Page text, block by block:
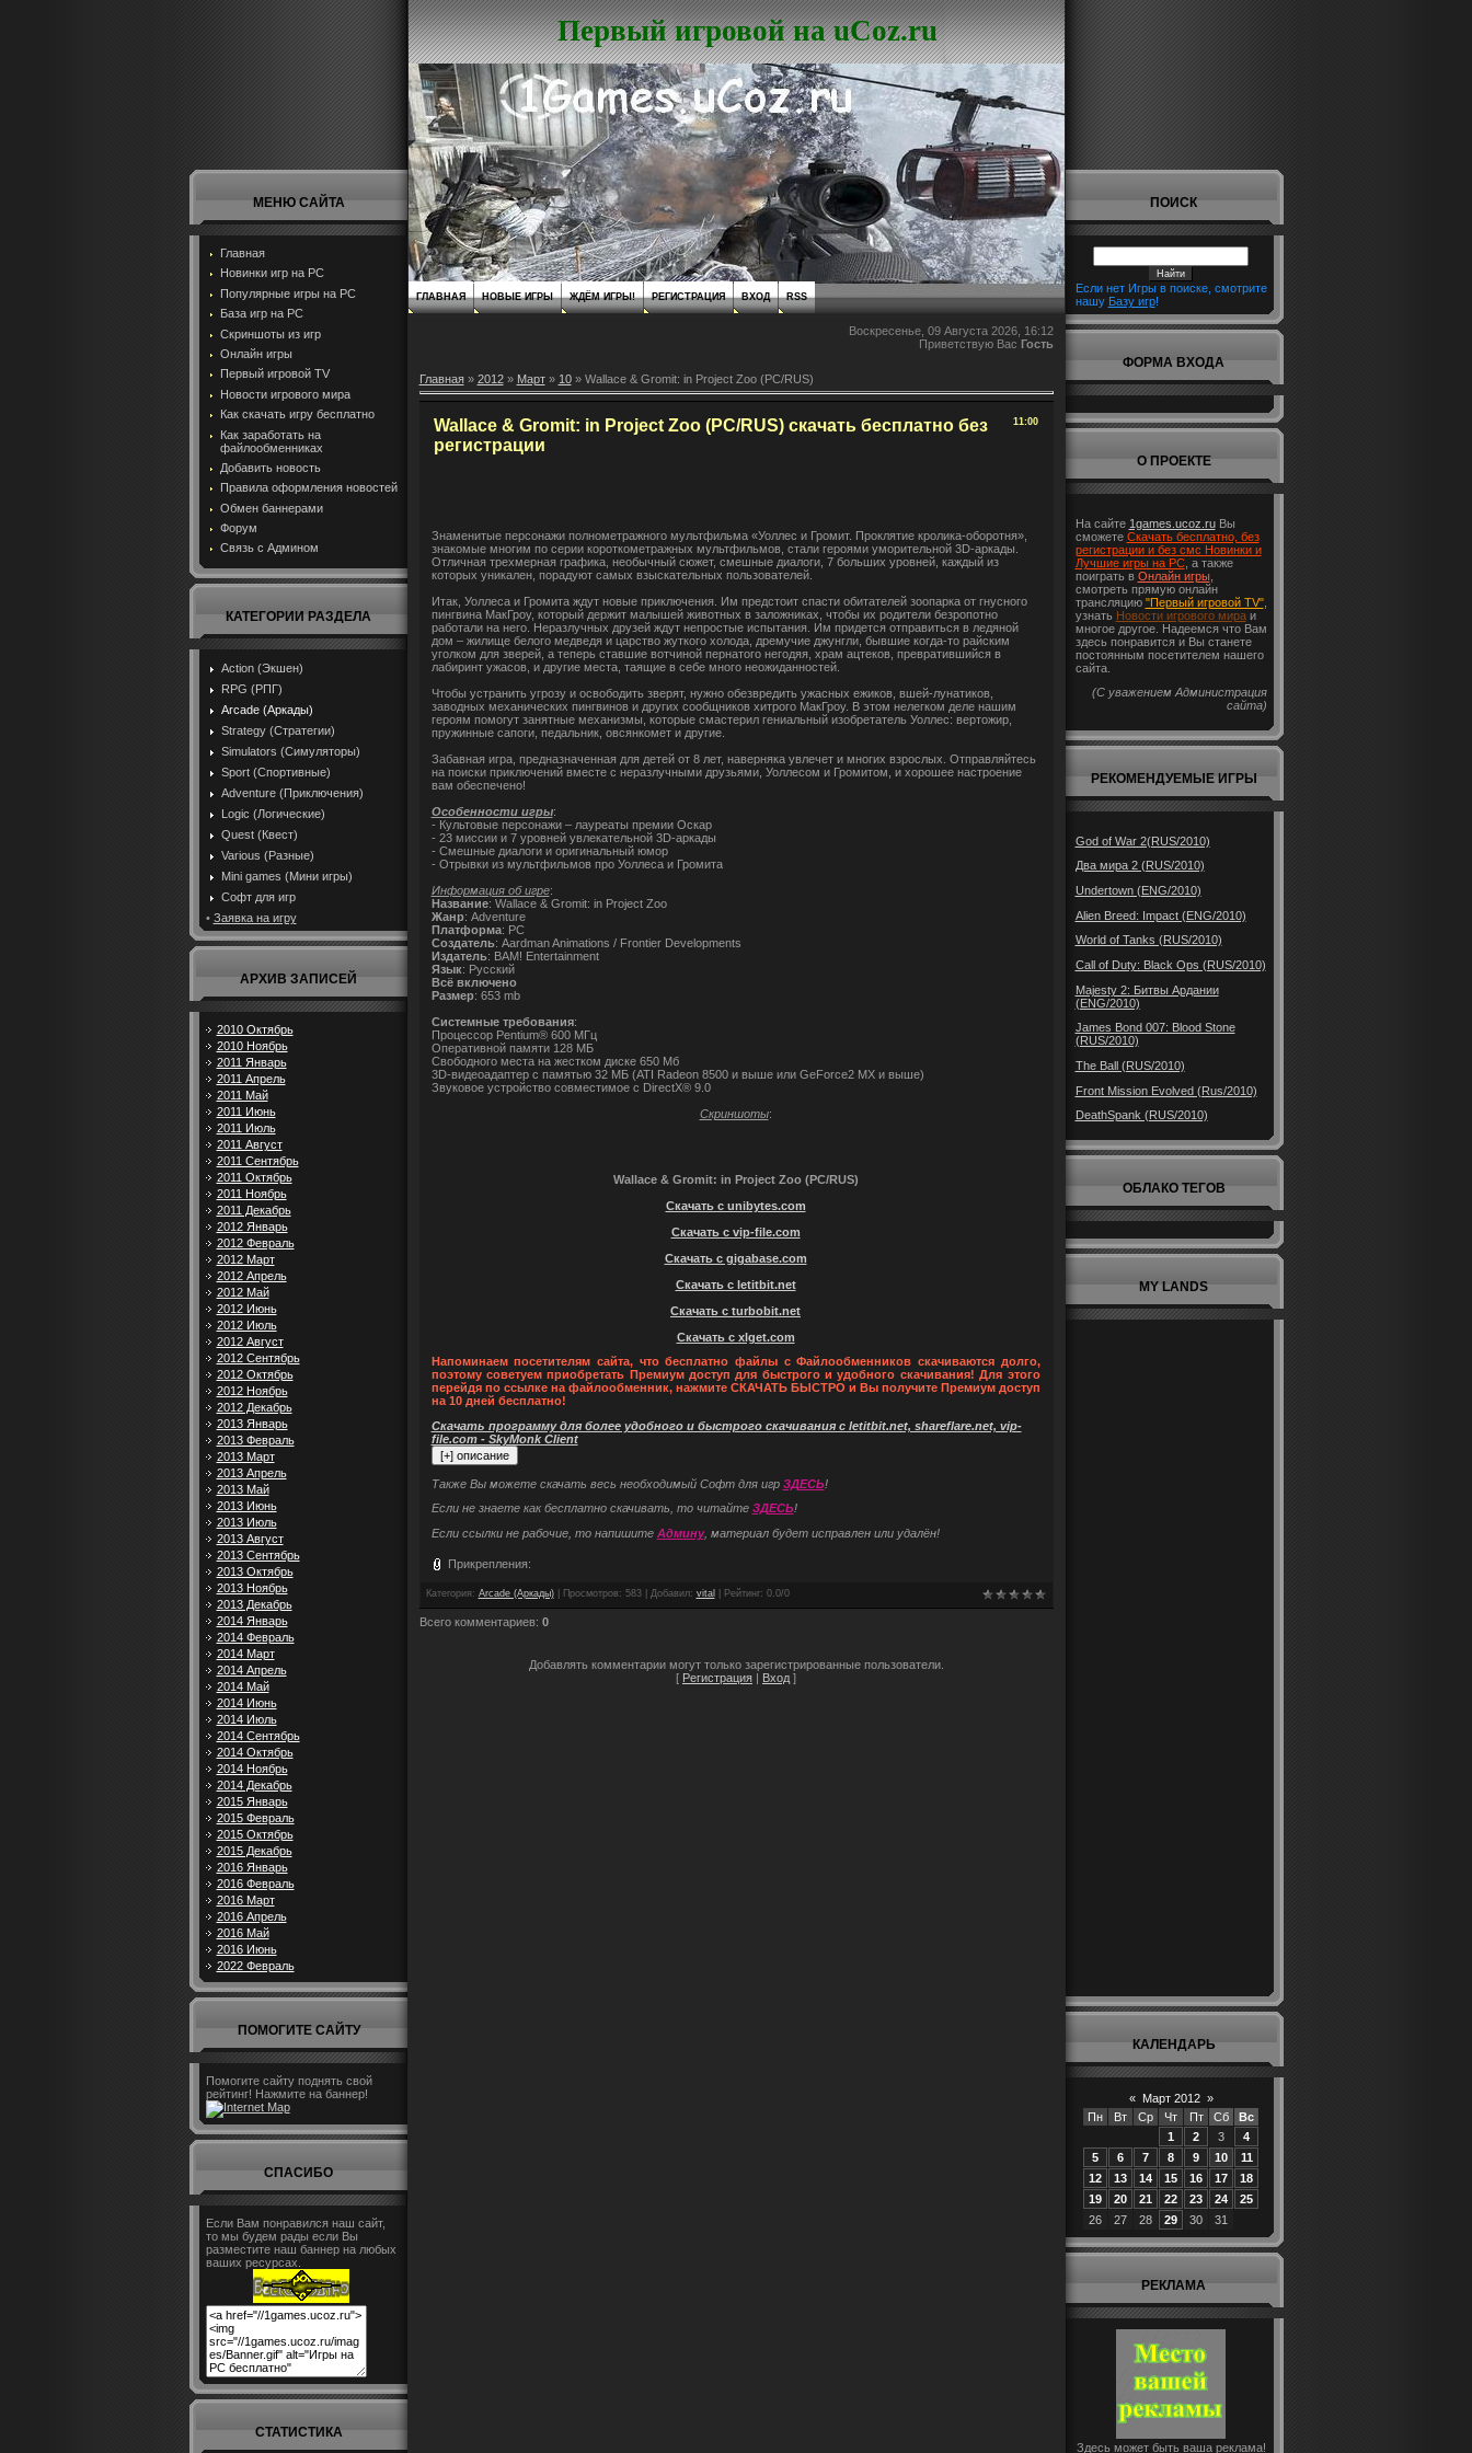
МЕНЮ САЙТА
Главная
Новинки игр на PC
Популярные игры на PC
База игр на РС
Скриншоты из игр
Онлайн игры
Первый игровой TV
Новости игрового мира
Как скачать игру бесплатно
Как заработать на
файлообменниках
Добавить новость
Правила оформления новостей
Обмен баннерами
Форум
Связь с Админом
КАТЕГОРИИ РАЗДЕЛА
Action (Экшен)
RPG (РПГ)
Arcade (Аркады)
Strategy (Стратегии)
Simulators (Симуляторы)
Sport (Спортивные)
Adventure (Приключения)
Logic (Логические)
Quest (Квест)
Various (Разные)
Mini games (Мини игры)
Софт для игр
• Заявка на игру
АРХИВ ЗАПИСЕЙ
2010 Октябрь
2010 Ноябрь
2011 Январь
2011 Апрель
2011 Май
2011 Июнь
2011 Июль
2011 Август
2011 Сентябрь
2011 Октябрь
2011 Ноябрь
2011 Декабрь
2012 Январь
2012 Февраль
2012 Март
2012 Апрель
2012 Май
2012 Июнь
2012 Июль
2012 Август
2012 Сентябрь
2012 Октябрь
2012 Ноябрь
2012 Декабрь
2013 Январь
2013 Февраль
2013 Март
2013 Апрель
2013 Май
2013 Июнь
2013 Июль
2013 Август
2013 Сентябрь
2013 Октябрь
2013 Ноябрь
2013 Декабрь
2014 Январь
2014 Февраль
2014 Март
2014 Апрель
2014 Май
2014 Июнь
2014 Июль
2014 Сентябрь
2014 Октябрь
2014 Ноябрь
2014 Декабрь
2015 Январь
2015 Февраль
2015 Октябрь
2015 Декабрь
2016 Январь
2016 Февраль
2016 Март
2016 Апрель
2016 Май
2016 Июнь
2022 Февраль
ПОМОГИТЕ САЙТУ
Помогите сайту поднять свой
рейтинг! Нажмите на баннер!
СПАСИБО
Если Вам понравился наш сайт,
то мы будем рады если Вы
разместите наш баннер на любых
ваших ресурсах.
СТАТИСТИКА
Первый игровой на uCoz.ru
ГЛАВНАЯ НОВЫЕ ИГРЫ ЖДЁМ ИГРЫ! РЕГИСТРАЦИЯ ВХОД RSS
Воскресенье, 09 Августа 2026, 16:12
Приветствую Вас Гость
Главная» 2012 » Март » 10» Wallace & Gromit: in Project Zoo (PC/RUS)
11:00
Wallace & Gromit: in Project Zoo (PC/RUS) скачать бесплатно без
регистрации
Знаменитые персонажи полнометражного мультфильма «Уоллес и Громит. Проклятие кролика-оборотня»,
знакомые многим по серии короткометражных мультфильмов, стали героями уморительной 3D-аркады.
Отличная трехмерная графика, необычный сюжет, смешные диалоги, 7 больших уровней, каждый из
которых уникален, порадуют самых взыскательных пользователей.
Итак, Уоллеса и Громита ждут новые приключения. Им предстоит спасти обитателей зоопарка от гнусного
пингвина МакГроу, который держит малышей животных в заложниках, чтобы их родители безропотно
работали на него. Неразлучных друзей ждут непростые испытания. Им придется отправиться в ледяной
дом – жилище белого медведя и царство жуткого холода, дремучие джунгли, бывшие когда-то райским
уголком для зверей, а теперь ставшие вотчиной пернатого негодяя, храм ацтеков, превратившийся в
лабиринт ужасов, и другие места, таящие в себе много неожиданностей.
Чтобы устранить угрозу и освободить зверят, нужно обезвредить ужасных ежиков, вшей-лунатиков,
заводных механических пингвинов и других сообщников хитрого МакГроу. В этом нелегком деле нашим
героям помогут занятные механизмы, которые смастерил гениальный изобретатель Уоллес: вертожир,
пружинные сапоги, педальник, овсянкомет и другие.
Забавная игра, предназначенная для детей от 8 лет, наверняка увлечет и многих взрослых. Отправляйтесь
на поиски приключений вместе с неразлучными друзьями, Уоллесом и Громитом, и хорошее настроение
вам обеспечено!
Особенности игры:
- Культовые персонажи – лауреаты премии Оскар
- 23 миссии и 7 уровней увлекательной 3D-аркады
- Смешные диалоги и оригинальный юмор
- Отрывки из мультфильмов про Уоллеса и Громита
Информация об игре:
Название: Wallace & Gromit: in Project Zoo
Жанр: Adventure
Платформа: PC
Создатель: Aardman Animations / Frontier Developments
Издатель: BAM! Entertainment
Язык: Русский
Всё включено
Размер: 653 mb
Cистемные требования:
Процессор Pentium® 600 МГц
Оперативной памяти 128 МБ
Свободного места на жестком диске 650 Мб
3D-видеоадаптер с памятью 32 МБ (ATI Radeon 8500 и выше или GeForce2 MX и выше)
Звуковое устройство совместимое с DirectX® 9.0
Скриншоты:
Wallace & Gromit: in Project Zoo (PC/RUS)
Скачать с unibytes.com
Скачать с vip-file.com
Скачать с gigabase.com
Скачать с letitbit.net
Скачать с turbobit.net
Скачать с xlget.com
Напоминаем посетителям сайта, что бесплатно файлы с Файлообменников скачиваются долго,
поэтому советуем приобретать Премиум доступ для быстрого и удобного скачивания! Для этого
перейдя по ссылке на файлообменник, нажмите СКАЧАТЬ БЫСТРО и Вы получите Премиум доступ
на 10 дней бесплатно!
Скачать программу для более удобного и быстрого скачивания с letitbit.net, shareflare.net, vip-
file.com - SkyMonk Client
Также Вы можете скачать весь необходимый Софт для игр ЗДЕСЬ!
Если не знаете как бесплатно скачивать, то читайте ЗДЕСЬ!
Если ссылки не рабочие, то напишите Админу, материал будет исправлен или удалён!
Прикрепления:
Категория : Arcade (Аркады)| Просмотров: 583 | Добавил: vital Рейтинг: 0.0/0
Всего комментариев: 0
Добавлять комментарии могут только зарегистрированные пользователи.
[ Регистрация | Вход ]
ПОИСК
Если нет Игры в поиске, смотрите
нашу Базу игр!
ФОРМА ВХОДА
О ПРОЕКТЕ
На сайте 1games.ucoz.ruВы
сможете Скачать бесплатно, без
регистрации и без смс Новинки и
Лучшие игры на PC, а также
поиграть в Онлайн игры,
смотреть прямую онлайн
трансляцию "Первый игровой TV",
узнать Новости игрового мираи
многое другое. Надеемся что Вам
здесь понравится и Вы станете
постоянным посетителем нашего
сайта.
(С уважением Администрация
сайта)
РЕКОМЕНДУЕМЫЕ ИГРЫ
God of War 2(RUS/2010)
Два мира 2 (RUS/2010)
Undertown (ENG/2010)
Alien Breed: Impact (ENG/2010)
World of Tanks (RUS/2010)
Call of Duty: Black Ops (RUS/2010)
Majesty 2: Битвы Ардании
(ENG/2010)
James Bond 007: Blood Stone
(RUS/2010)
The Ball (RUS/2010)
Front Mission Evolved (Rus/2010)
DeathSpank (RUS/2010)
ОБЛАКО ТЕГОВ
MY LANDS
КАЛЕНДАРЬ
« Март 2012 »
Пн
Вт Ср Чт Пт Сб
Вс
1
2 3
4
5
6 7 8 9 10
11
12
13 14 15 16 17
18
19
20 21 22 23 24
25
26
27 28 29 30 31
РЕКЛАМА
Здесь может быть ваша реклама!